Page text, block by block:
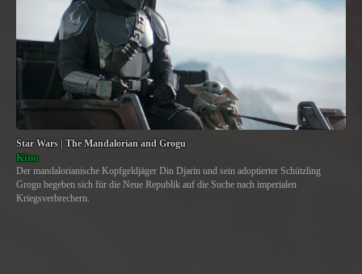
Star Wars | The Mandalorian and Grogu
Kino
Der mandalorianische Kopfgeldjäger Din Djarin und sein adoptierter Schützling
Grogu begeben sich für die Neue Republik auf die Suche nach imperialen
Kriegsverbrechern.